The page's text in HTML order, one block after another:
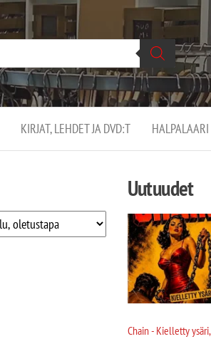
KIRJAT, LEHDET JA DVD:T HALPALAARI
Uutuudet
Chain - Kielletty ysäri,